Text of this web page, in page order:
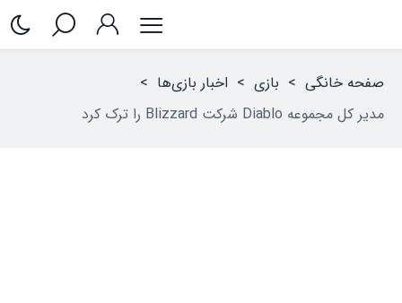
صفحه خانگی > بازی > اخبار بازی‌ها >
مدیر کل مجموعه Diablo شرکت Blizzard را ترک کرد